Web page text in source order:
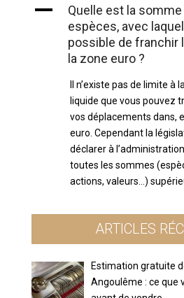
A
Quelle est la
espèces, avec
possible de franchir
la zone euro ?
Il n’existe pas de limite à
liquide que vous pouvez
vos déplacements dans,
euro. Cependant la
déclarer à
toutes les sommes
actions, valeurs…)
ARTICLES
Estimation gratuite
Angoulême : ce que